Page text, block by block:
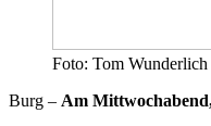
Foto: Tom Wunderlich
Burg – Am